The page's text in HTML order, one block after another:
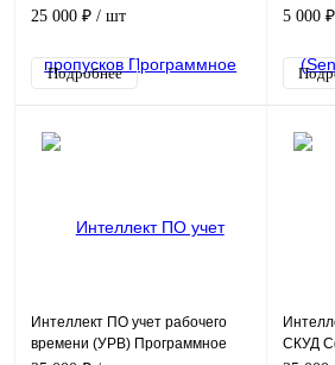
(опция)
25 000 ₽ / шт
Подробнее
5 000 ₽
Интеллект ПО учет рабочего
времени (УРВ) Программное
СКУД